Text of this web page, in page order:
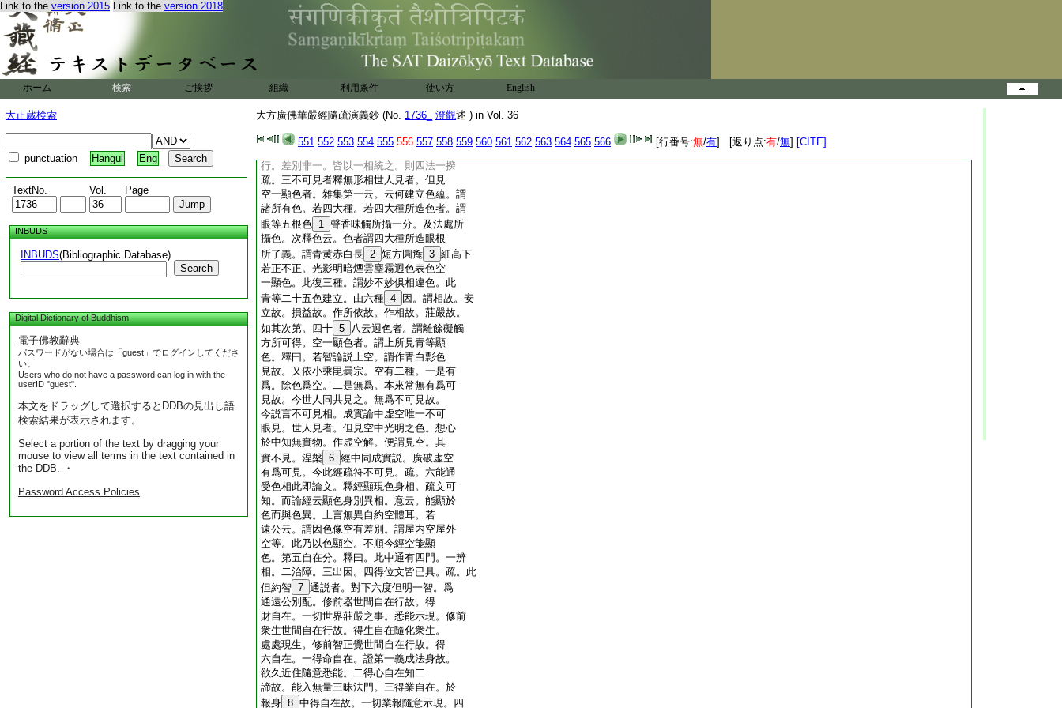
Link to the version 2015 Link to the version 2018
ホーム 検索 ご挨拶 組織 利用条件 使い方 English
大正蔵検索
punctuation Hangul Eng
TextNo. Vol. Page
INBUDS
INBUDS(Bibliographic Database)
Search
Digital Dictionary of Buddhism
電子佛教辭典
パスワードがない場合は「guest」でログインしてくださ
い。
Users who do not have a password can log in with the
userID "guest".
本文をドラッグして選択するとDDBの見出し語
検索結果が表示されます。
Select a portion of the text by dragging your
mouse to view all terms in the text contained in
the DDB. ・
Password Access Policies
大方廣佛華嚴經隨疏演義鈔 (No. 1736_ 澄觀述 ) in Vol. 36
551 552 553 554 555 556 557 558 559 560 561 562 563 564 565 566 [行番号:無/有] [返り点:有/無] [CITE]
謂教理行果。理是所詮乃通事理。初句明
理。此句即事。理外無事故。言所遍之境。此
通染淨等。皆悉平等則顯前之法身是淨法。
法身故。前釋云法門雖殊同詮平等。疏。論云
第一相者。有二義。疏是一義。更云三寶最
三種不同者。即一切
賢聖皆以無爲法而有差別。大品云。由平
等故分別須菩提等故。所顯理
亦説淺深
者。小乘人空如兔之足。中乘修習如馬之
足。大乘二空深徹底故。若約功徳
15 等異者。
行。差別非一。皆以一相統之。則四法一揆
疏。三不可見者釋無形相世人見者。但見
空一顯色者。雜集第一云。云何建立色蘊。謂
諸所有色。若四大種。若四大種所造色者。謂
眼等五根色 1 聲香味觸所攝一分。及法處所
攝色。次釋色云。色者謂四大種所造眼根
所了義。謂青黄赤白長 2 短方圓麁 3 細高下
若正不正。光影明暗煙雲塵霧迥色表色空
一顯色。此復三種。謂妙不妙倶相違色。此
青等二十五色建立。由六種 4
因。謂相故。安
立故。損益故。作所依故。作相故。莊嚴故。
如其次第。四十 5 八云迥色者。謂離餘礙觸
方所可得。空一顯色者。謂上所見青等顯
色。釋曰。若智論説上空。謂作青白彯色
見故。又依小乘毘曇宗。空有二種。一是有
爲。除色爲空。二是無爲。本來常無有爲可
見故。今世人同共見之。無爲不可見故。
今説言不可見相。成實論中虚空唯一不可
眼見。世人見者。但見空中光明之色。想心
於中知無實物。作虚空解。便謂見空。其
實不見。涅槃 6 經中同成實説。廣破虚空
有爲可見。今此經疏符不可見。疏。六能通
受色相此即論文。釋經顯現色身相。疏文可
知。而論經云顯色身別異相。意云。能顯於
色而與色異。上言無異自約空體耳。若
遠公云。謂因色像空有差別。謂屋内空屋外
空等。此乃以色顯空。不順今經空能顯
色。第五自在分。釋曰。此中通有四門。一辨
相。二治障。三出因。四得位文皆已具。疏。此
但約智 7 通説者。對下六度但明一智。爲
通遠公別配。修前器世間自在行故。得
財自在。一切世界莊嚴之事。悉能示現。修前
衆生世間自在行故。得生自在隨化衆生。
處處現生。修前智正覺世間自在行故。得
六自在。一得命自在。證第一義成法身故。
欲久近住隨意悉能。二得心自在知二
諦故。能入無量三昧法門。三得業自在。於
報身 8 中得自在故。一切業報隨意示現。四